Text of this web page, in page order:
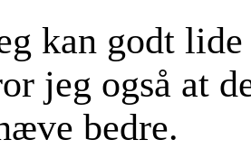
kan godt
jeg også at
bedre.